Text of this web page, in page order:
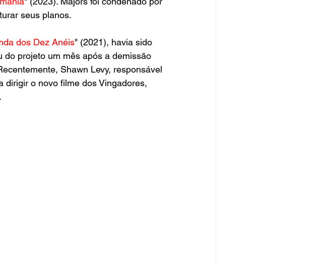
seus planos.
dos Dez Anéis" (2021), havia sido
do projeto um mês após a demissão
Shawn Levy, responsável
dirigir o novo filme dos Vingadores,